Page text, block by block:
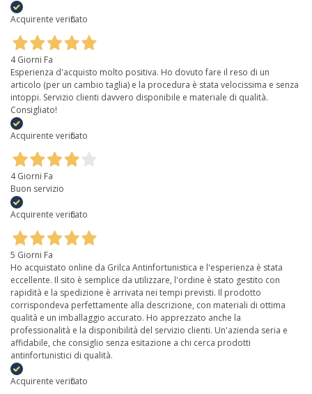
Acquirente verificato
4 Giorni Fa
Esperienza d'acquisto molto positiva. Ho dovuto fare il reso di un
articolo (per un cambio taglia) e la procedura è stata velocissima e senza
intoppi. Servizio clienti davvero disponibile e materiale di qualità.
Consigliato!
Acquirente verificato
4 Giorni Fa
Buon servizio
Acquirente verificato
5 Giorni Fa
Ho acquistato online da Grilca Antinfortunistica e l'esperienza è stata
eccellente. Il sito è semplice da utilizzare, l'ordine è stato gestito con
rapidità e la spedizione è arrivata nei tempi previsti. Il prodotto
corrispondeva perfettamente alla descrizione, con materiali di ottima
qualità e un imballaggio accurato. Ho apprezzato anche la
professionalità e la disponibilità del servizio clienti. Un'azienda seria e
affidabile, che consiglio senza esitazione a chi cerca prodotti
antinfortunistici di qualità.
Acquirente verificato